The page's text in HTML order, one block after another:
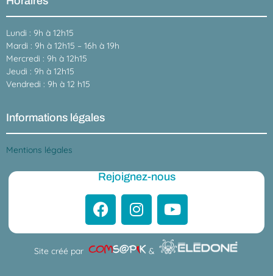
Lundi : 9h à 12h15
Mardi : 9h à 12h15 – 16h à 19h
Mercredi : 9h à 12h15
Jeudi : 9h à 12h15
Vendredi : 9h à 12 h15
Informations légales
Mentions légales
Rejoignez-nous
Site créé par &